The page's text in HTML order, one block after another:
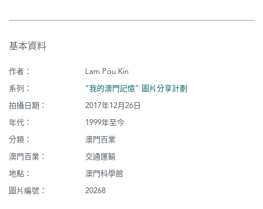
基本資料
作者：
Lam Pou Kin
系列：
“我的澳門記憶” 圖片分享計劃
拍攝日期：
2017年12月26日
年代：
1999年至今
分類：
澳門百業
澳門百業：
交通運輸
地點：
澳門科學館
圖片編號：
20268